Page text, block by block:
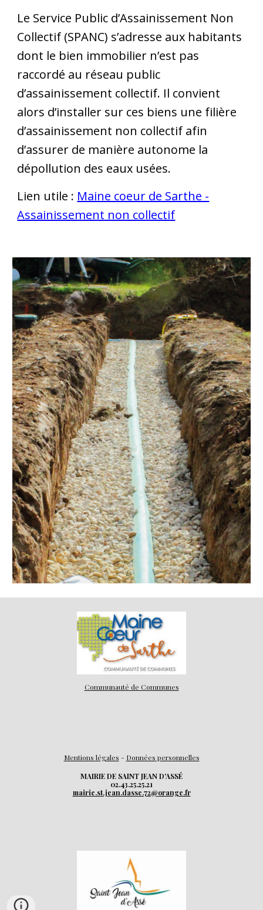
Le Service Public d’Assainissement Non
Collectif (SPANC) s’adresse aux habitants
dont le bien immobilier n’est pas
raccordé au réseau public
d’assainissement collectif. Il convient
alors d’installer sur ces biens une filière
d’assainissement non collectif afin
d’assurer de manière autonome la
dépollution des eaux usées.
Lien utile : Maine coeur de Sarthe -
Assainissement non collectif
Communauté de Communes
Mentions légales - Données personnelles
MAIRIE DE SAINT JEAN D'ASSÉ
02.43.25.25.21
mairie.st.jean.dasse.72@orange.fr